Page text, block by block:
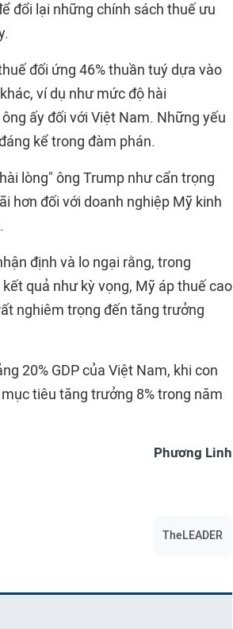
đổi lại những chính sách thuế ưu
đối ứng 46% thuần tuý dựa vào
ví dụ như mức độ hài
ấy đối với Việt Nam. Những yếu
kể trong đàm phán.
lòng" ông Trump như cẩn trọng
hơn đối với doanh nghiệp Mỹ kinh
định và lo ngại rằng, trong
quả như kỳ vọng, Mỹ áp thuế cao
nghiêm trọng đến tăng trưởng
20% GDP của Việt Nam, khi con
tiêu tăng trưởng 8% trong năm
Phương Linh
TheLEADER